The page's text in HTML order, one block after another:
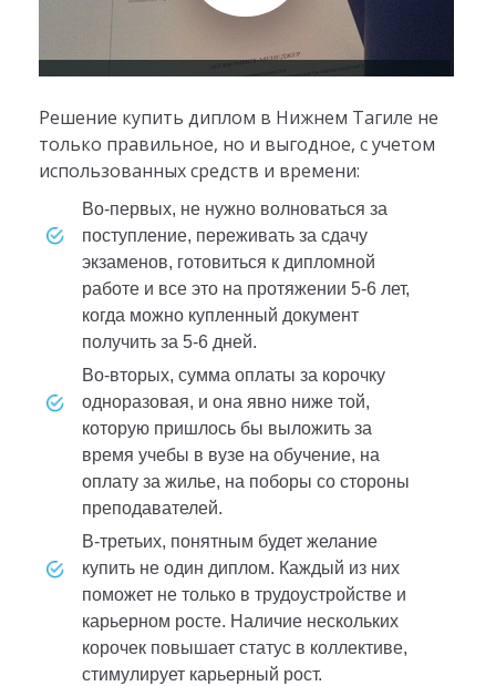
Решение купить диплом в Нижнем Тагиле не
только правильное, но и выгодное, с учетом
использованных средств и времени:
Во-первых, не нужно волноваться за
поступление, переживать за сдачу
экзаменов, готовиться к дипломной
работе и все это на протяжении 5-6 лет,
когда можно купленный документ
получить за 5-6 дней.
Во-вторых, сумма оплаты за корочку
одноразовая, и она явно ниже той,
которую пришлось бы выложить за
время учебы в вузе на обучение, на
оплату за жилье, на поборы со стороны
преподавателей.
В-третьих, понятным будет желание
купить не один диплом. Каждый из них
поможет не только в трудоустройстве и
карьерном росте. Наличие нескольких
корочек повышает статус в коллективе,
стимулирует карьерный рост.